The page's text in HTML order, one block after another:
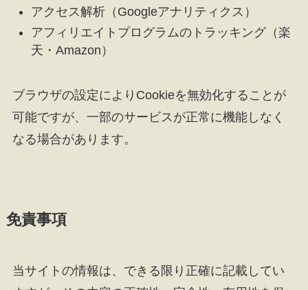
アクセス解析（Googleアナリティクス）
アフィリエイトプログラムのトラッキング（楽
天・Amazon）
ブラウザの設定によりCookieを無効化することが
可能ですが、一部のサービスが正常に機能しなく
なる場合があります。
免責事項
当サイトの情報は、できる限り正確に記載してい